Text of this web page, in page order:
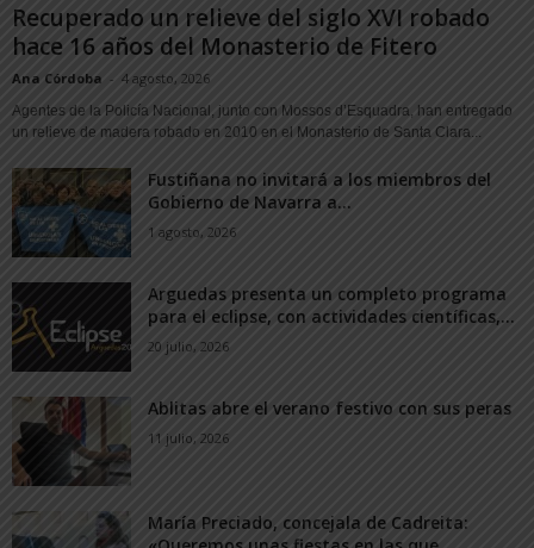
Recuperado un relieve del siglo XVI robado
hace 16 años del Monasterio de Fitero
Ana Córdoba - 4 agosto, 2026
Agentes de la Policía Nacional, junto con Mossos d’Esquadra, han entregado
un relieve de madera robado en 2010 en el Monasterio de Santa Clara...
Fustiñana no invitará a los miembros del
Gobierno de Navarra a...
1 agosto, 2026
Arguedas presenta un completo programa
para el eclipse, con actividades científicas,...
20 julio, 2026
Ablitas abre el verano festivo con sus peras
11 julio, 2026
María Preciado, concejala de Cadreita: